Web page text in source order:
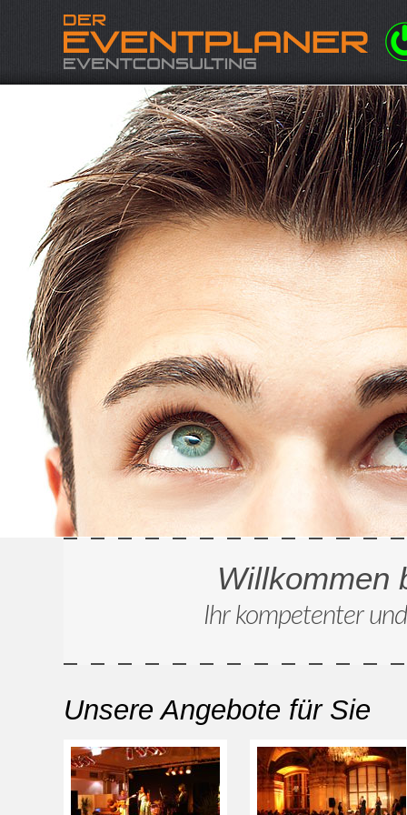
Willkommen
Ihr kompetenter
Unsere Angebote für Sie